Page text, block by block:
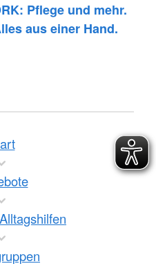
Pflege und mehr.
aus einer Hand.